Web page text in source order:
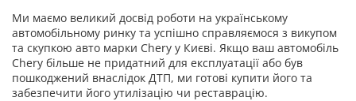
Ми маємо великий досвід роботи на українському
автомобільному ринку та успішно справляємося з викупом
та скупкою авто марки Chery у Києві. Якщо ваш автомобіль
Chery більше не придатний для експлуатації або був
пошкоджений внаслідок ДТП, ми готові купити його та
забезпечити його утилізацію чи реставрацію.